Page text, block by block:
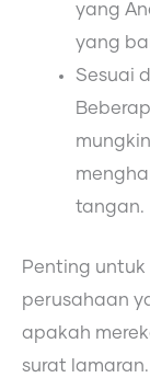
yang
yang
Sesuai
tangan.
Penting
perusahaan
apakah
surat